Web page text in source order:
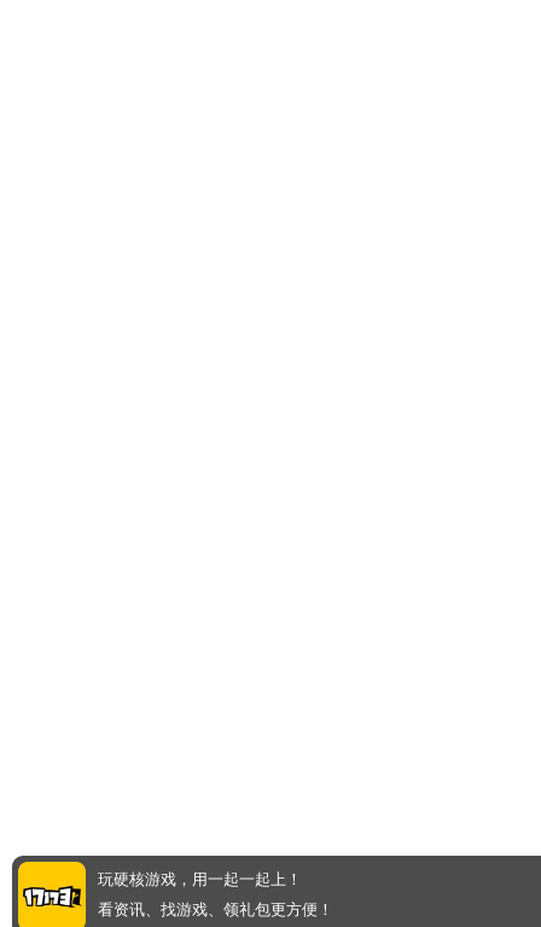
玩硬核游戏，用一起一起上！
看资讯、找游戏、领礼包更方便！